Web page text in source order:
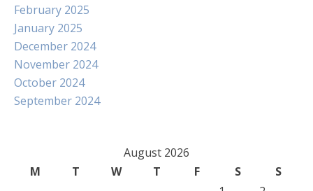
February 2025
January 2025
December 2024
November 2024
October 2024
September 2024
August 2026
M
T W T F S
S